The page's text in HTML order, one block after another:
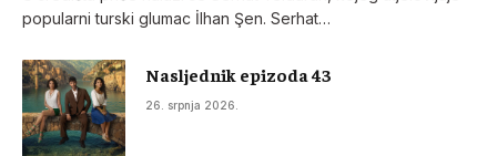
popularni turski glumac İlhan Şen. Serhat…
Nasljednik epizoda 43
26. srpnja 2026.